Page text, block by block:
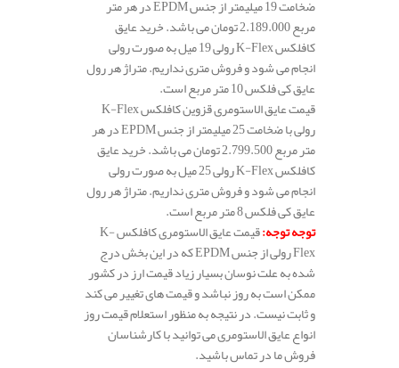
ضخامت 19 میلیمتر از جنس EPDM در هر متر
مربع 2.189.000 تومان می باشد. خرید عایق
کافلکس K-Flex رولی 19 میل به صورت رولی
انجام می شود و فروش متری نداریم. متراژ هر رول
عایق کی فلکس 10 متر مربع است.
قیمت عایق الاستومری قزوین کافلکس K-Flex
رولی با ضخامت 25 میلیمتر از جنس EPDM در هر
متر مربع 2.799.500 تومان می باشد. خرید عایق
کافلکس K-Flex رولی 25 میل به صورت رولی
انجام می شود و فروش متری نداریم. متراژ هر رول
عایق کی فلکس 8 متر مربع است.
توجه توجه:
قیمت عایق الاستومری کافلکس K-
Flex رولی از جنس EPDM که در این بخش درج
شده به علت نوسان بسیار زیاد قیمت ارز در کشور
ممکن است به روز نباشد و قیمت های تغییر می کند
و ثابت نیست. در نتیجه به منظور استعلام قیمت روز
انواع عایق الاستومری می توانید با کارشناسان
فروش ما در تماس باشید.